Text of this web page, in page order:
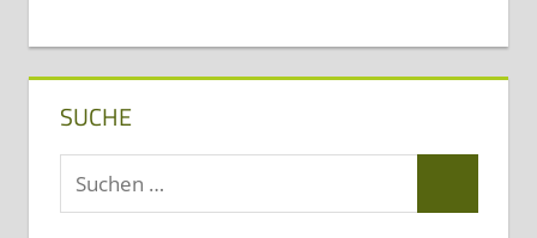
SUCHE
Suchen
nach: